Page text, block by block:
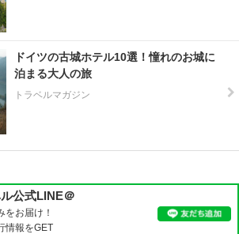
ドイツの古城ホテル10選！憧れのお城に
泊まる大人の旅
トラベルマガジン
公式LINE＠
をお届け！
情報をGET